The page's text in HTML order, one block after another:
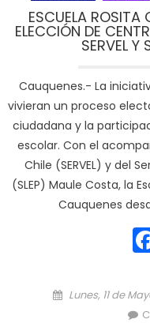
ESCUELA ROSITA
ELECCIÓN DE
SERVEL Y
Cauquenes.- La
vivieran un proceso
ciudadana y la
escolar. Con el
Chile (SERVEL) y del
(SLEP) Maule Costa, la
Cauquenes
Posted on
Lunes, 11 de